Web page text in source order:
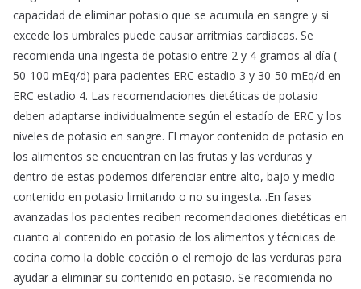
capacidad de eliminar potasio que se acumula en sangre y si
excede los umbrales puede causar arritmias cardiacas. Se
recomienda una ingesta de potasio entre 2 y 4 gramos al día (
50-100 mEq/d) para pacientes ERC estadio 3 y 30-50 mEq/d en
ERC estadio 4. Las recomendaciones dietéticas de potasio
deben adaptarse individualmente según el estadío de ERC y los
niveles de potasio en sangre. El mayor contenido de potasio en
los alimentos se encuentran en las frutas y las verduras y
dentro de estas podemos diferenciar entre alto, bajo y medio
contenido en potasio limitando o no su ingesta. .En fases
avanzadas los pacientes reciben recomendaciones dietéticas en
cuanto al contenido en potasio de los alimentos y técnicas de
cocina como la doble cocción o el remojo de las verduras para
ayudar a eliminar su contenido en potasio. Se recomienda no